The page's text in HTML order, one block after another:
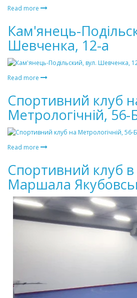
Read more
Кам'янець-
Шевченка, 12-а
Read more
Спортивний клуб
Метрологічній, 56-
Read more
Спортивний клуб в
Маршала